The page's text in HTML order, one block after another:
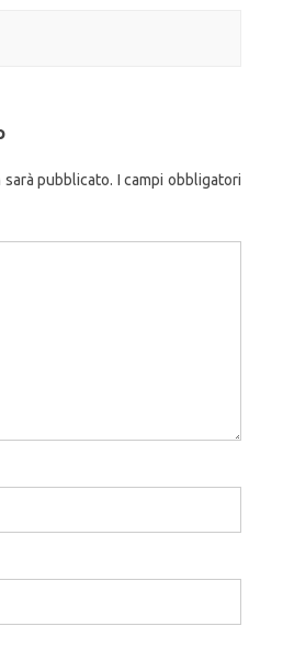
pubblicato. I campi obbligatori